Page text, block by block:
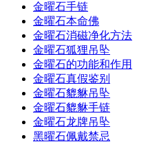
金曜石手链
金曜石本命佛
金曜石消磁净化方法
金曜石狐狸吊坠
金曜石的功能和作用
金曜石真假鉴别
金曜石貔貅吊坠
金曜石貔貅手链
金曜石龙牌吊坠
黑曜石佩戴禁忌